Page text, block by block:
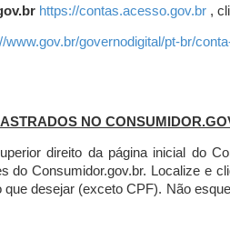
https://contas.acesso.gov.br ,
www.gov.br/governodigital/pt-br/
NO
direito da página inicial do
do Consumidor.gov.br. Localize e
que desejar (exceto CPF). Não